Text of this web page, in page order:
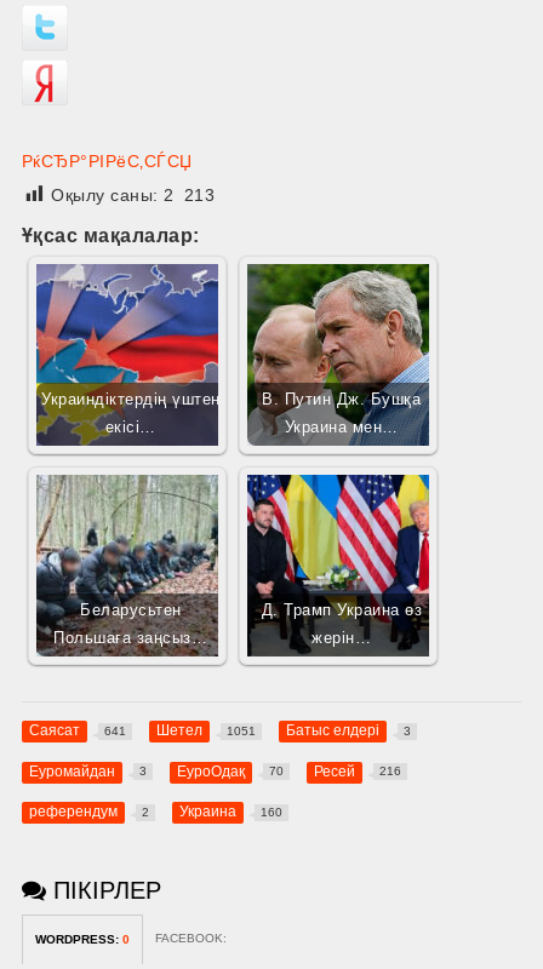
РќСЂР°РІРёС‚СЃСЏ
Оқылу саны: 2 213
Ұқсас мақалалар:
Украиндіктердің үштен
екісі…
В. Путин Дж. Бушқа
Украина мен…
Беларусьтен
Польшаға заңсыз…
Д. Трамп Украина өз
жерін…
Саясат 641 Шетел 1051 Батыс елдері 3
Еуромайдан 3 ЕуроОдақ 70 Ресей 216
референдум 2 Украина 160
ПІКІРЛЕР
WORDPRESS: 0 FACEBOOK: